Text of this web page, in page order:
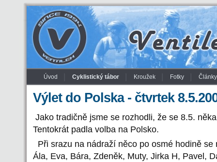
Úvod Cyklistický tábor Kroužek Fotky Články
Výlet do Polska - čtvrtek
Jako tradičně jsme se rozhodli, že se 8.5.
Tentokrát padla volba na Polsko.
Při srazu na nádraží něco po osmé hodině
Ála, Eva, Bára, Zdeněk, Muty, Jirka H, Pavel,